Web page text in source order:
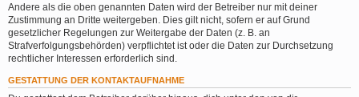
Andere als die oben genannten Daten wird der Betreiber nur mit deiner
Zustimmung an Dritte weitergeben. Dies gilt nicht, sofern er auf Grund
gesetzlicher Regelungen zur Weitergabe der Daten (z. B. an
Strafverfolgungsbehörden) verpflichtet ist oder die Daten zur Durchsetzung
rechtlicher Interessen erforderlich sind.
GESTATTUNG DER KONTAKTAUFNAHME